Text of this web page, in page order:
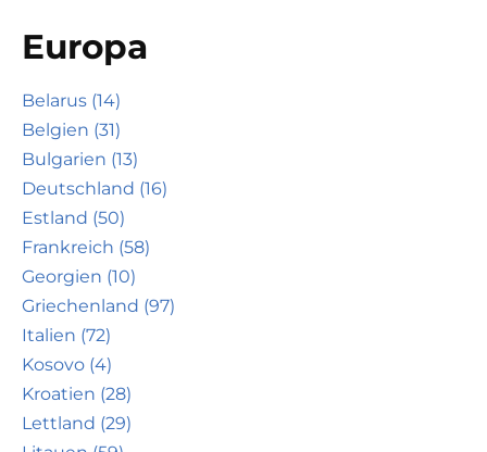
Europa
Belarus (14)
Belgien (31)
Bulgarien (13)
Deutschland (16)
Estland (50)
Frankreich (58)
Georgien (10)
Griechenland (97)
Italien (72)
Kosovo (4)
Kroatien (28)
Lettland (29)